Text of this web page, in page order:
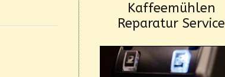
Kaffeemühlen
Reparatur Service